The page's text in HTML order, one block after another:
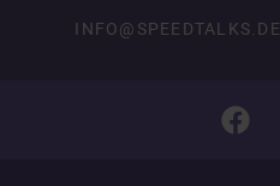
INFO@SPEEDTALKS.DE